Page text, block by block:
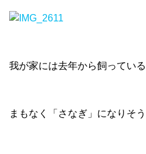
我が家には去年から飼ってい
まもなく「さなぎ」になりそ